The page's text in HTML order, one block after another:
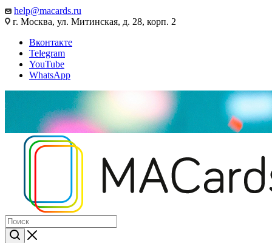
help@macards.ru
г. Москва, ул. Митинская, д. 28, корп. 2
Вконтакте
Telegram
YouTube
WhatsApp